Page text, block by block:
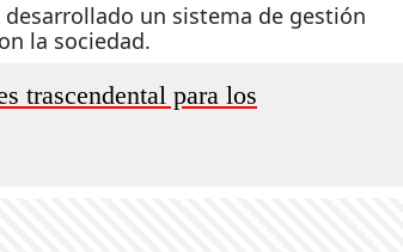
un sistema de gestión
la sociedad.
trascendental para los